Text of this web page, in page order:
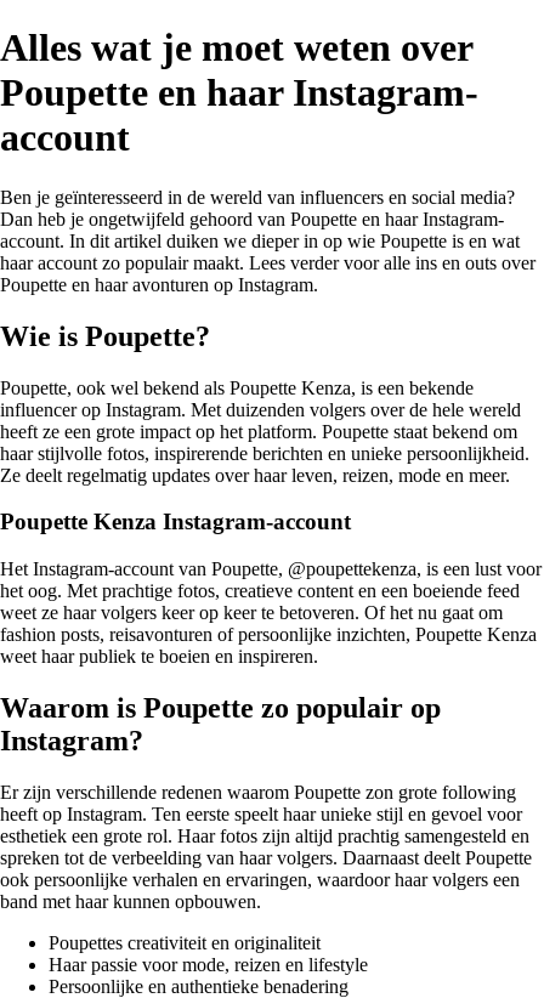
Alles wat je moet weten over
Poupette en haar Instagram-
account
Ben je geïnteresseerd in de wereld van influencers en social media?
Dan heb je ongetwijfeld gehoord van Poupette en haar Instagram-
account. In dit artikel duiken we dieper in op wie Poupette is en wat
haar account zo populair maakt. Lees verder voor alle ins en outs over
Poupette en haar avonturen op Instagram.
Wie is Poupette?
Poupette, ook wel bekend als Poupette Kenza, is een bekende
influencer op Instagram. Met duizenden volgers over de hele wereld
heeft ze een grote impact op het platform. Poupette staat bekend om
haar stijlvolle fotos, inspirerende berichten en unieke persoonlijkheid.
Ze deelt regelmatig updates over haar leven, reizen, mode en meer.
Poupette Kenza Instagram-account
Het Instagram-account van Poupette, @poupettekenza, is een lust voor
het oog. Met prachtige fotos, creatieve content en een boeiende feed
weet ze haar volgers keer op keer te betoveren. Of het nu gaat om
fashion posts, reisavonturen of persoonlijke inzichten, Poupette Kenza
weet haar publiek te boeien en inspireren.
Waarom is Poupette zo populair op
Instagram?
Er zijn verschillende redenen waarom Poupette zon grote following
heeft op Instagram. Ten eerste speelt haar unieke stijl en gevoel voor
esthetiek een grote rol. Haar fotos zijn altijd prachtig samengesteld en
spreken tot de verbeelding van haar volgers. Daarnaast deelt Poupette
ook persoonlijke verhalen en ervaringen, waardoor haar volgers een
band met haar kunnen opbouwen.
Poupettes creativiteit en originaliteit
Haar passie voor mode, reizen en lifestyle
Persoonlijke en authentieke benadering